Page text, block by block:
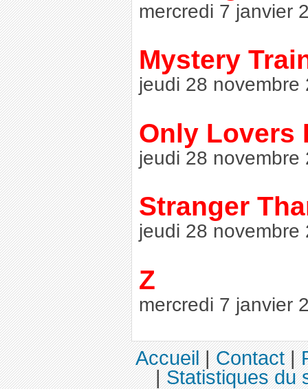
mercredi 7 janvier
Mystery
jeudi 28 novembre
Only Lovers
jeudi 28 novembre
Stranger
jeudi 28 novembre
Z
mercredi 7 janvier
Accueil|Contact|
|Statistiques du